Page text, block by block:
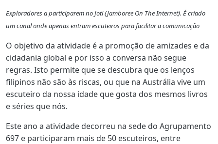
Exploradores a participarem no Joti (Jamboree On The Internet). É criado
um canal onde apenas entram escuteiros para facilitar a comunicação
O objetivo da atividade é a promoção de amizades e da
cidadania global e por isso a conversa não segue
regras. Isto permite que se descubra que os lenços
filipinos não são às riscas, ou que na Austrália vive um
escuteiro da nossa idade que gosta dos mesmos livros
e séries que nós.
Este ano a atividade decorreu na sede do Agrupamento
697 e participaram mais de 50 escuteiros, entre